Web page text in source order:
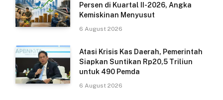
Persen di Kuartal II-2026, Angka
Kemiskinan Menyusut
6 August 2026
Atasi Krisis Kas Daerah, Pemerintah
Siapkan Suntikan Rp20,5 Triliun
untuk 490 Pemda
6 August 2026